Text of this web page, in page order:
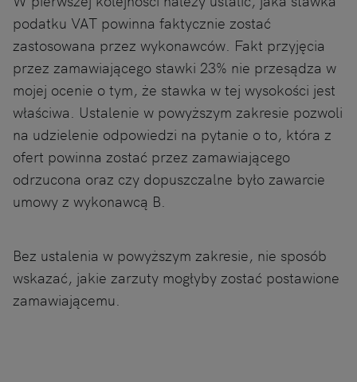
podatku VAT powinna faktycznie zostać
zastosowana przez wykonawców. Fakt przyjęcia
przez zamawiającego stawki 23% nie przesądza w
mojej ocenie o tym, że stawka w tej wysokości jest
właściwa. Ustalenie w powyższym zakresie pozwoli
na udzielenie odpowiedzi na pytanie o to, która z
ofert powinna zostać przez zamawiającego
odrzucona oraz czy dopuszczalne było zawarcie
umowy z wykonawcą B.
Bez ustalenia w powyższym zakresie, nie sposób
wskazać, jakie zarzuty mogłyby zostać postawione
zamawiającemu.